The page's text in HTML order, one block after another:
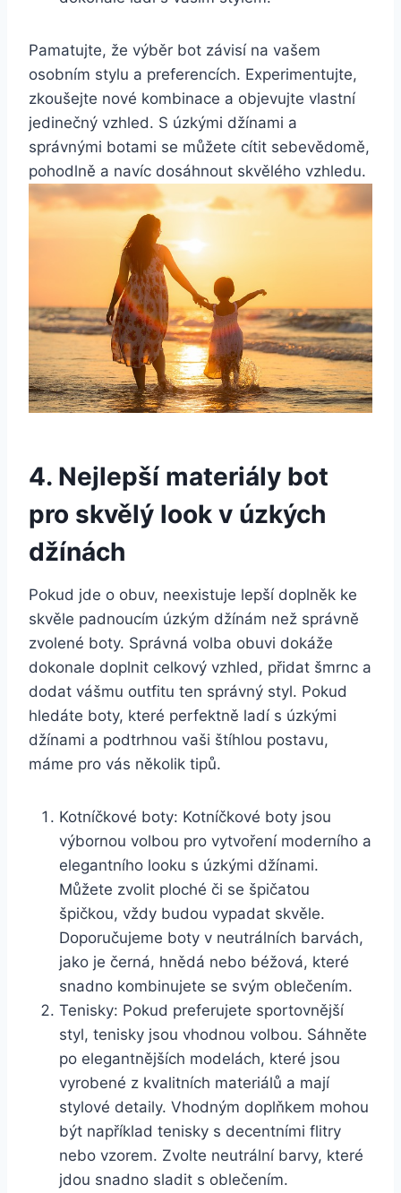
Pamatujte, že výběr bot závisí na ⁢vašem
osobním stylu a‍ preferencích. Experimentujte,
zkoušejte nové kombinace a objevujte vlastní
jedinečný vzhled. S úzkými džínami a
správnými botami se můžete⁤ cítit sebevědomě,
pohodlně‌ a navíc dosáhnout skvělého vzhledu.
4. Nejlepší materiály bot
pro skvělý look v úzkých
džínách
Pokud​ jde o obuv, neexistuje lepší doplněk ke
skvěle ​padnoucím úzkým džínám než správně
zvolené boty. Správná volba obuvi dokáže
dokonale doplnit celkový vzhled, přidat⁣ šmrnc a
dodat vášmu outfitu ten správný styl. Pokud
hledáte boty, které‌ perfektně ladí s úzkými
džínami ⁤a podtrhnou vaši štíhlou postavu,
máme pro vás několik tipů.
Kotníčkové boty: Kotníčkové boty jsou
výbornou volbou pro vytvoření moderního a
elegantního looku s úzkými džínami.
Můžete ‍zvolit ploché či se špičatou
špičkou, vždy budou vypadat skvěle.
Doporučujeme boty⁤ v neutrálních barvách,
jako je černá, hnědá nebo béžová, které⁤
snadno kombinujete se svým oblečením.
Tenisky: Pokud preferujete sportovnější‍
styl, tenisky jsou vhodnou volbou. Sáhněte​
po elegantnějších modelách, které jsou
vyrobené z kvalitních materiálů a mají
stylové detaily. Vhodným‍ doplňkem​ mohou
být například tenisky s decentními flitry
nebo vzorem. Zvolte neutrální barvy, které
jdou snadno sladit s oblečením.